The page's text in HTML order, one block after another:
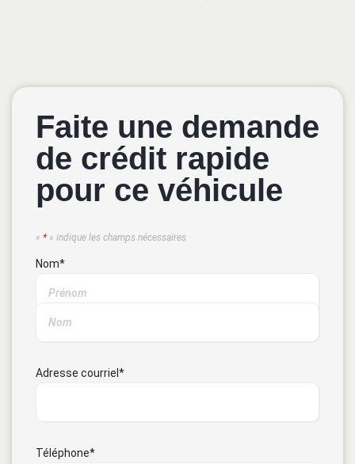
Faite une demande
de crédit rapide
pour ce véhicule
« *» indique les champs nécessaires
Nom*
Adresse courriel *
Téléphone*